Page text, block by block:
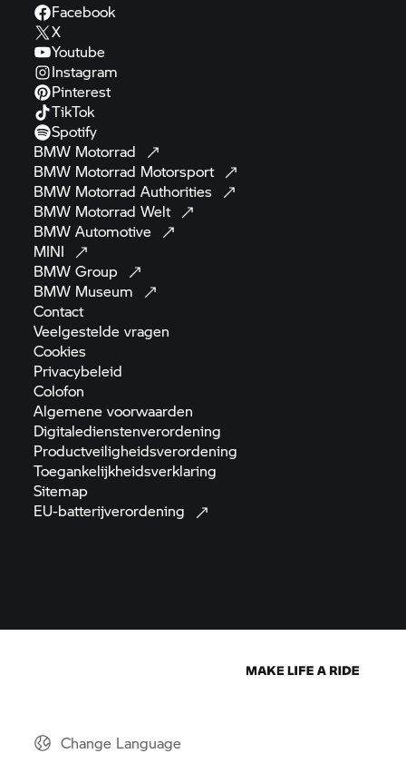
Facebook
X
Youtube
Instagram
Pinterest
TikTok
Spotify
BMW Motorrad
BMW Motorrad Motorsport
BMW Motorrad Authorities
BMW Motorrad Welt
BMWAutomotive
MINI
BMWGroup
BMW Museum
Contact
Veelgesteldevragen
Cookies
Privacybeleid
Colofon
Algemenevoorwaarden
Digitaledienstenverordening
Productveiligheidsverordening
Toegankelijkheidsverklaring
Sitemap
EU-batterijverordening
Change Language